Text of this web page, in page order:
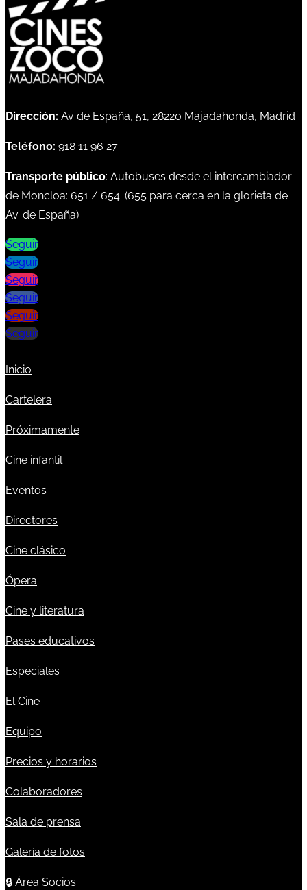
Dirección: Av de España, 51, 28220 Majadahonda, Madrid
Teléfono: 918 11 96 27
Transporte público: Autobuses desde el intercambiador
de Moncloa: 651 / 654. (655 para cerca en la glorieta de
Av. de España)
Seguir
Seguir
Seguir
Seguir
Seguir
Seguir
Inicio
Cartelera
Próximamente
Cine infantil
Eventos
Directores
Cine clásico
Ópera
Cine y literatura
Pases educativos
Especiales
El Cine
Equipo
Precios y horarios
Colaboradores
Sala de prensa
Galería de fotos
🔒 Área Socios